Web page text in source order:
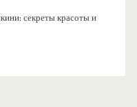
секреты красоты и